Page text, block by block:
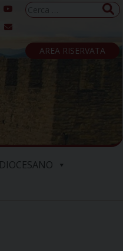
Ricerca
AREA RISERVATA